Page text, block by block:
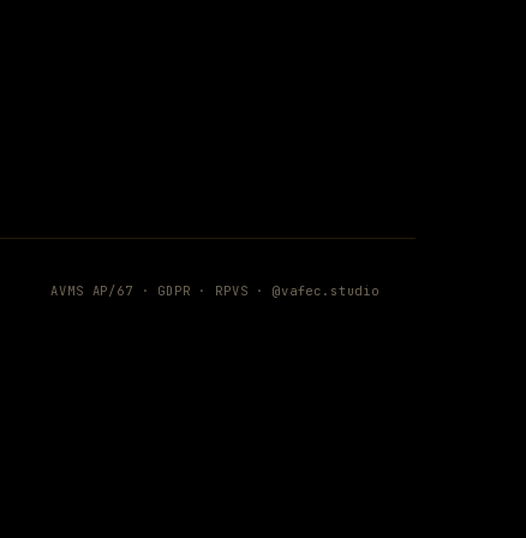
AVMS AP/67 · GDPR · RPVS ·@vafec.studio